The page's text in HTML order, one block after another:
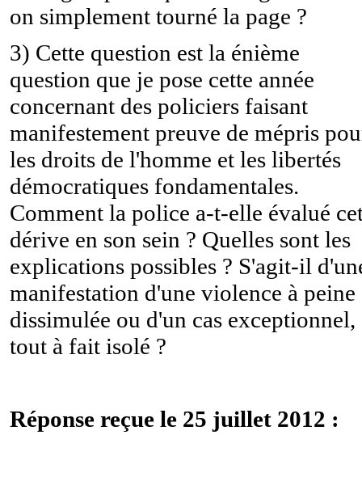
on simplement tourné la page ?
3) Cette question est la énième
question que je pose cette année
concernant des policiers faisant
manifestement preuve de mépris
les droits de l'homme et les libertés
démocratiques fondamentales.
Comment la police a-t-elle évalué
dérive en son sein ? Quelles sont les
explications possibles ? S'agit-il
manifestation d'une violence à peine
dissimulée ou d'un cas exceptionnel,
tout à fait isolé ?
Réponse reçue le 25 juillet 2012 :